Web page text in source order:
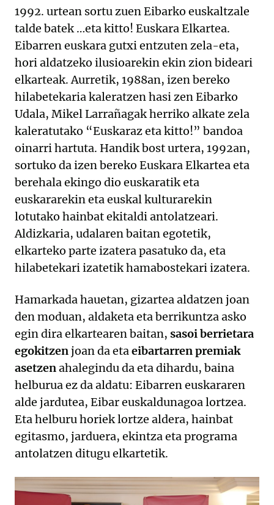
1992. urtean sortu zuen Eibarko euskaltzale
talde batek …eta kitto! Euskara Elkartea.
Eibarren euskara gutxi entzuten zela-eta,
hori aldatzeko ilusioarekin ekin zion bideari
elkarteak. Aurretik, 1988an, izen bereko
hilabetekaria kaleratzen hasi zen Eibarko
Udala, Mikel Larrañagak herriko alkate zela
kaleratutako “Euskaraz eta kitto!” bandoa
oinarri hartuta. Handik bost urtera, 1992an,
sortuko da izen bereko Euskara Elkartea eta
berehala ekingo dio euskaratik eta
euskararekin eta euskal kulturarekin
lotutako hainbat ekitaldi antolatzeari.
Aldizkaria, udalaren baitan egotetik,
elkarteko parte izatera pasatuko da, eta
hilabetekari izatetik hamabostekari izatera.
Hamarkada hauetan, gizartea aldatzen joan
den moduan, aldaketa eta berrikuntza asko
egin dira elkartearen baitan, sasoi berrietara
egokitzenjoan da etaeibartarren premiak
asetzenahalegindu da eta dihardu, baina
helburua ez da aldatu: Eibarren euskararen
alde jardutea, Eibar euskaldunagoa lortzea.
Eta helburu horiek lortze aldera, hainbat
egitasmo, jarduera, ekintza eta programa
antolatzen ditugu elkartetik.